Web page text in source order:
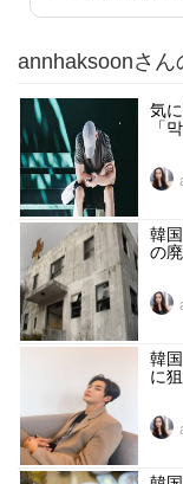
annhaksoonさん
気
「
韓
の
韓
に